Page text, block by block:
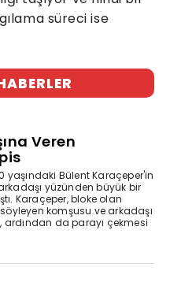
süreci ise
Veren
Bülent Karaçeper'in
yüzünden büyük bir
Karaçeper, bloke olan
komşusu ve arkadaşı
ardından da parayı çekmesi